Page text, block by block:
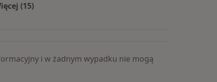
(15)
i w żadnym wypadku nie mogą